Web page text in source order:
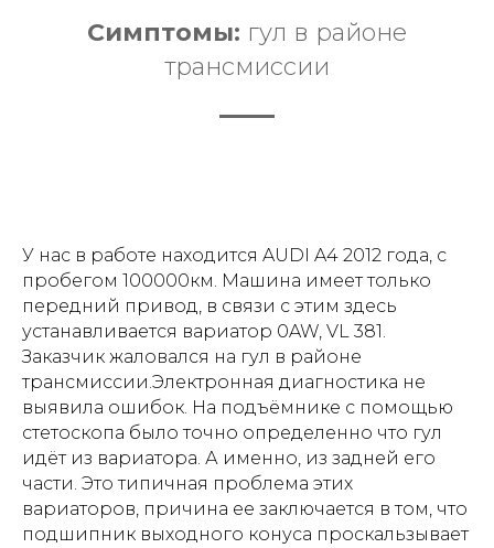
Симптомы: гул в районе
трансмиссии
У нас в работе находится AUDI A4 2012 года, с
пробегом 100000км. Машина имеет только
передний привод, в связи с этим здесь
устанавливается вариатор 0AW, VL 381.
Заказчик жаловался на гул в районе
трансмиссии.Электронная диагностика не
выявила ошибок. На подъёмнике с помощью
стетоскопа было точно определенно что гул
идёт из вариатора. А именно, из задней его
части. Это типичная проблема этих
вариаторов, причина ее заключается в том, что
подшипник выходного конуса проскальзывает